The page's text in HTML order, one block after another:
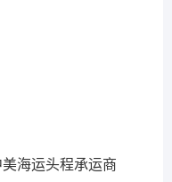
海运头程承运商